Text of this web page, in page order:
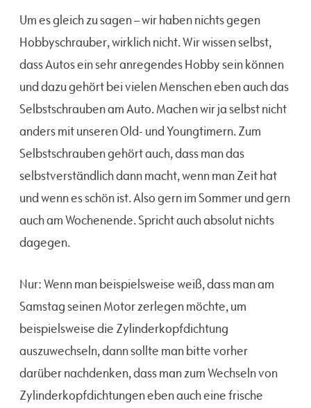
Um es gleich zu sagen – wir haben nichts gegen
Hobbyschrauber, wirklich nicht. Wir wissen selbst,
dass Autos ein sehr anregendes Hobby sein können
und dazu gehört bei vielen Menschen eben auch das
Selbstschrauben am Auto. Machen wir ja selbst nicht
anders mit unseren Old- und Youngtimern. Zum
Selbstschrauben gehört auch, dass man das
selbstverständlich dann macht, wenn man Zeit hat
und wenn es schön ist. Also gern im Sommer und gern
auch am Wochenende. Spricht auch absolut nichts
dagegen.
Nur: Wenn man beispielsweise weiß, dass man am
Samstag seinen Motor zerlegen möchte, um
beispielsweise die Zylinderkopfdichtung
auszuwechseln, dann sollte man bitte vorher
darüber nachdenken, dass man zum Wechseln von
Zylinderkopfdichtungen eben auch eine frische